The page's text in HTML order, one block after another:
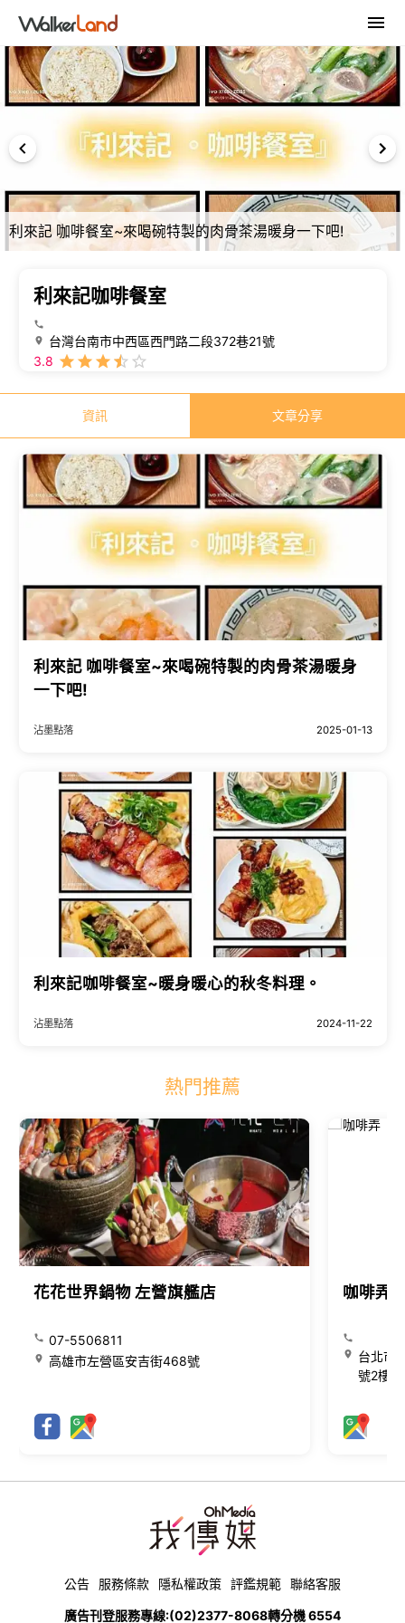
利來記 咖啡餐室~來喝碗特製的肉骨茶湯暖身一下吧!
利來記咖啡餐室
台灣台南市中西區西門路二段372巷21號
3.8
資訊 文章分享
利來記 咖啡餐室~來喝碗特製的肉骨茶湯暖身
一下吧!
沾墨點落 2025-01-13
利來記咖啡餐室~暖身暖心的秋冬料理。
沾墨點落 2024-11-22
熱門推薦
花花世界鍋物 左營旗艦店
07-5506811
高雄市左營區安吉街468號
咖啡弄
台北市
號2樓
公告 服務條款 隱私權政策 評鑑規範 聯絡客服
廣告刊登服務專線:(02)2377-8068轉分機 6554